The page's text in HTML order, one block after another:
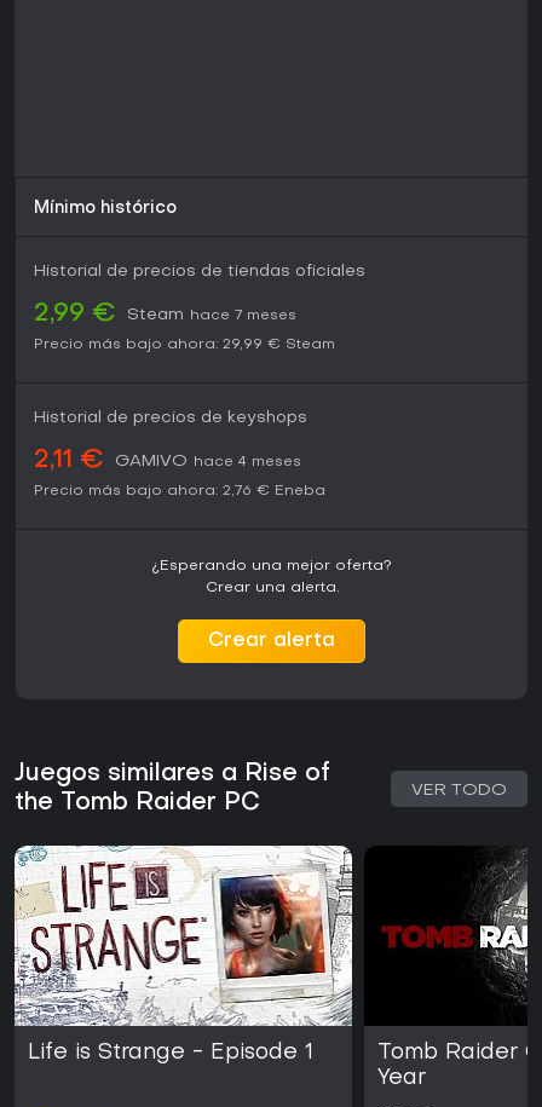
Mínimo histórico
Historial de precios de tiendas oficiales
2,99 € Steam
hace 7 meses
Precio más bajo ahora: 29,99 € Steam
Historial de precios de keyshops
2,11 € GAMIVO
hace 4 meses
Precio más bajo ahora: 2,76 € Eneba
¿Esperando una mejor oferta?
Crear una alerta.
Crear alerta
Juegos similares a Rise of
the Tomb Raider PC
VER TODO
Life is Strange - Episode 1
Tomb Raider
Year